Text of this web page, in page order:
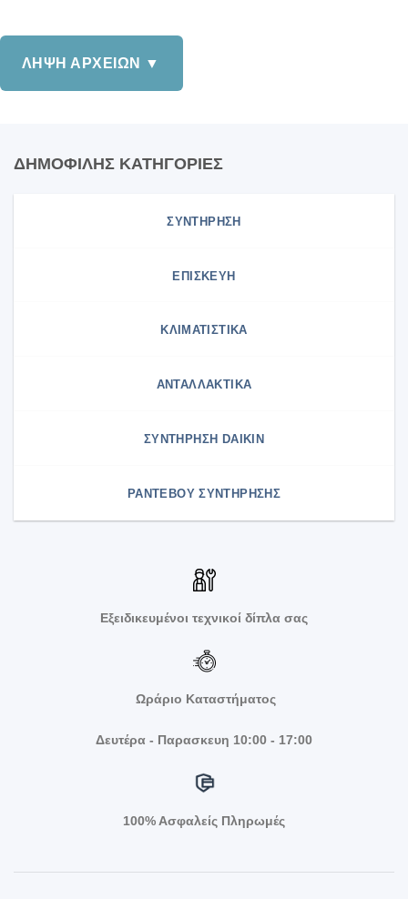
ΛΗΨΗ ΑΡΧΕΙΩΝ ▼
ΔΗΜΟΦΙΛΗΣ ΚΑΤΗΓΟΡΙΕΣ
ΣΥΝΤΗΡΗΣΗ
ΕΠΙΣΚΕΥΗ
ΚΛΙΜΑΤΙΣΤΙΚΑ
ΑΝΤΑΛΛΑΚΤΙΚΑ
ΣΥΝΤΉΡΗΣΗ DAIKIN
ΡΑΝΤΕΒΟΥ ΣΥΝΤΗΡΗΣΗΣ
Εξειδικευμένοι τεχνικοί δίπλα σας
Ωράριο Καταστήματος
Δευτέρα - Παρασκευη 10:00 - 17:00
100% Ασφαλείς Πληρωμές